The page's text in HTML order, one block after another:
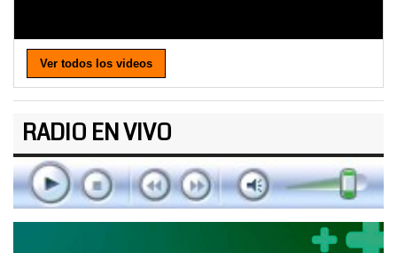
Ver todos los videos
RADIO EN VIVO